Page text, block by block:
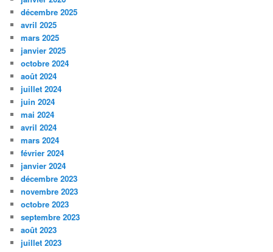
décembre 2025
avril 2025
mars 2025
janvier 2025
octobre 2024
août 2024
juillet 2024
juin 2024
mai 2024
avril 2024
mars 2024
février 2024
janvier 2024
décembre 2023
novembre 2023
octobre 2023
septembre 2023
août 2023
juillet 2023